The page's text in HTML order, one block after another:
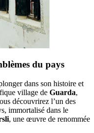
du pays
dans son histoire et
village de Guarda,
découvrirez l’un des
immortalisé dans le
, une œuvre de renommée